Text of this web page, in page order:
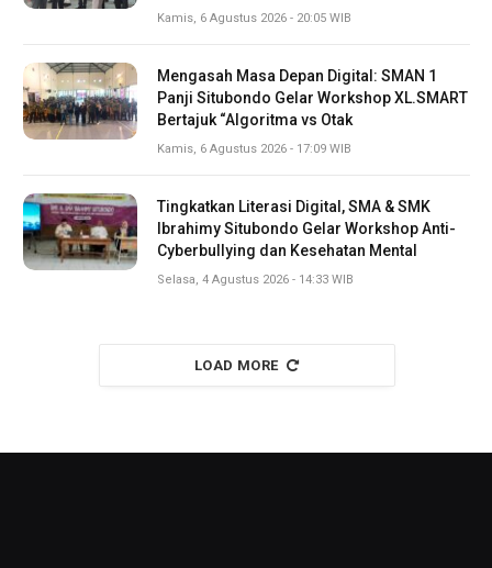
Kamis, 6 Agustus 2026 - 20:05 WIB
Mengasah Masa Depan Digital: SMAN 1
Panji Situbondo Gelar Workshop XL.SMART
Bertajuk “Algoritma vs Otak
Kamis, 6 Agustus 2026 - 17:09 WIB
Tingkatkan Literasi Digital, SMA & SMK
Ibrahimy Situbondo Gelar Workshop Anti-
Cyberbullying dan Kesehatan Mental
Selasa, 4 Agustus 2026 - 14:33 WIB
LOAD MORE